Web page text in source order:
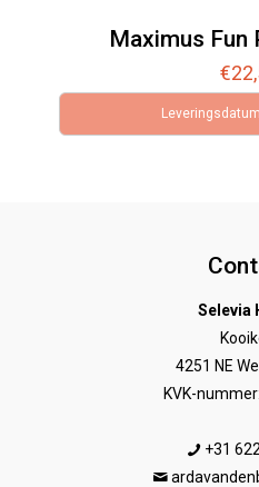
Maximus Fun
€
Selevia
4251 NE
KVK-
+31